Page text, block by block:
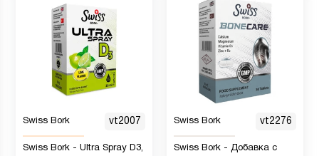
Swiss Bork vt2007
Swiss Bork - Ultra Spray D3,
Swiss Bork vt2276
Swiss Bork - Добавка с